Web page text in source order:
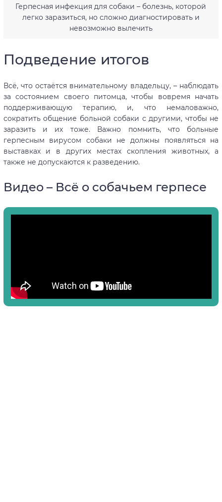
Герпесная инфекция для собаки – болезнь, которой
легко заразиться, но сложно диагностировать и
невозможно вылечить
Подведение итогов
Всё, что остаётся внимательному владельцу, – наблюдать
за состоянием своего питомца, чтобы вовремя начать
поддерживающую терапию, и, что немаловажно,
сократить общение больной собаки с другими, чтобы не
заразить и их тоже. Важно помнить, что больные
герпесным вирусом собаки не должны появляться на
выставках и в других местах скопления животных, а
также не допускаются к разведению.
Видео – Всё о собачьем герпесе